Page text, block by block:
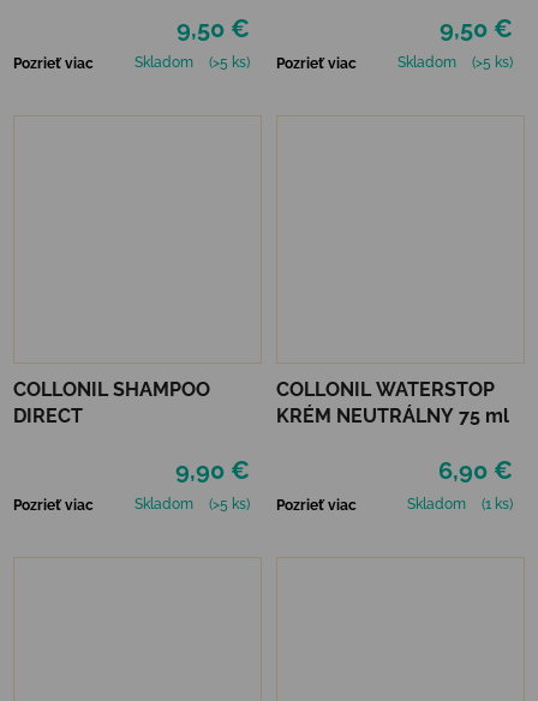
9,50 €
Pozrieť viac Skladom (>5 ks)
9,50 €
Pozrieť viac Skladom (>5 ks)
COLLONIL SHAMPOO
DIRECT
9,90 €
Pozrieť viac Skladom (>5 ks)
COLLONIL WATERSTOP
KRÉM NEUTRÁLNY 75 ml
6,90 €
Pozrieť viac Skladom (1 ks)